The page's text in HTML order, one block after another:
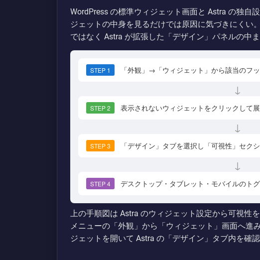
WordPress の標準ウィジェット画面と Astra の独自
ジェットの中身を見るだけでは原因に気づきにくい
ではなく Astra が拡張した「デザイン」パネルの中
STEP 1 「外観」→「ウィジェット」から該当のフ
↓
STEP 2 表示されないウィジェットをクリックして
↓
STEP 3 「デザイン」タブを選択し「可視性」セク
↓
STEP 4 デスクトップ・タブレット・モバイルのト
上の手順図は Astra のウィジェット設定から可視性
メニューの「外観」から「ウィジェット」画面へ進
ジェットを開いて Astra の「デザイン」タブ内を確認